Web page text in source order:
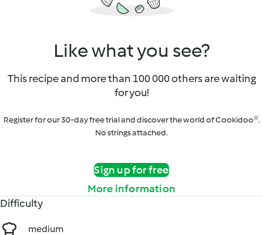
Like what you see?
This recipe and more than 100 000 others are waiting
for you!
Register for our 30-day free trial and discover the world of Cookidoo®.
No strings attached.
Sign up for free
More information
Difficulty
medium